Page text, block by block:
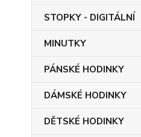
STOPKY - DIGITÁLNÍ
MINUTKY
PÁNSKÉ HODINKY
DÁMSKÉ HODINKY
DĚTSKÉ HODINKY